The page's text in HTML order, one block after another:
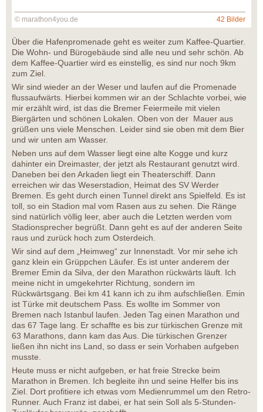
© marathon4you.de 42 Bilder
Über die Hafenpromenade geht es weiter zum Kaffee-Quartier.
Die Wohn- und Bürogebäude sind alle neu und sehr schön. Ab
dem Kaffee-Quartier wird es einstellig, es sind nur noch 9km
zum Ziel.
Wir sind wieder an der Weser und laufen auf die Promenade
flussaufwärts. Hierbei kommen wir an der Schlachte vorbei, wie
mir erzählt wird, ist das die Bremer Feiermeile mit vielen
Biergärten und schönen Lokalen. Oben von der Mauer aus
grüßen uns viele Menschen. Leider sind sie oben mit dem Bier
und wir unten am Wasser.
Neben uns auf dem Wasser liegt eine alte Kogge und kurz
dahinter ein Dreimaster, der jetzt als Restaurant genutzt wird.
Daneben bei den Arkaden liegt ein Theaterschiff. Dann
erreichen wir das Weserstadion, Heimat des SV Werder
Bremen. Es geht durch einen Tunnel direkt ans Spielfeld. Es ist
toll, so ein Stadion mal vom Rasen aus zu sehen. Die Ränge
sind natürlich völlig leer, aber auch die Letzten werden vom
Stadionsprecher begrüßt. Dann geht es auf der anderen Seite
raus und zurück hoch zum Osterdeich.
Wir sind auf dem „Heimweg“ zur Innenstadt. Vor mir sehe ich
ganz klein ein Grüppchen Läufer. Es ist unter anderem der
Bremer Emin da Silva, der den Marathon rückwärts läuft. Ich
meine nicht in umgekehrter Richtung, sondern im
Rückwärtsgang. Bei km 41 kann ich zu ihm aufschließen. Emin
ist Türke mit deutschem Pass. Es wollte im Sommer von
Bremen nach Istanbul laufen. Jeden Tag einen Marathon und
das 67 Tage lang. Er schaffte es bis zur türkischen Grenze mit
63 Marathons, dann kam das Aus. Die türkischen Grenzer
ließen ihn nicht ins Land, so dass er sein Vorhaben aufgeben
musste.
Heute muss er nicht aufgeben, er hat freie Strecke beim
Marathon in Bremen. Ich begleite ihn und seine Helfer bis ins
Ziel. Dort profitiere ich etwas vom Medienrummel um den Retro-
Runner. Auch Franz ist dabei, er hat sein Soll als 5-Stunden-